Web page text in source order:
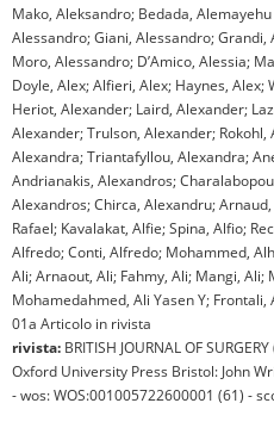
Mako, Aleksandro; Bedada,
Alessandro; Giani, Alessandro;
Moro, Alessandro; D’Amico, Alessia;
Doyle, Alex; Alfieri, Alex; Haynes, Alex;
Heriot, Alexander; Laird, Alexander;
Alexander; Trulson, Alexander; Rokohl,
Alexandra; Triantafyllou, Alexandra;
Andrianakis, Alexandros;
Alexandros; Chirca, Alexandru;
Rafael; Kavalakat, Alfie; Spina, Alfio;
Alfredo; Conti, Alfredo; Mohammed,
Ali; Arnaout, Ali; Fahmy, Ali; Mangi, Ali;
Mohamedahmed, Ali Yasen Y;
01a Articolo in rivista
rivista: BRITISH JOURNAL OF
Oxford University Press Bristol: John
- wos: WOS:001005722600001 (61) -